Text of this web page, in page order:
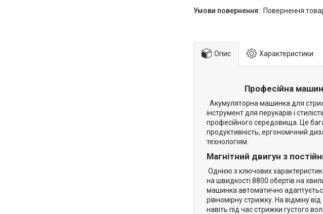
повернення
Опис Характеристики
Професійна
Акумуляторна машинка для
інструмент для перукарів і
професійного середовища. Це
продуктивність, ергономічний
технологіям.
Магнітний двигун з
Однією з ключових
на швидкості 8800 обертів на
машинка автоматично
рівномірну стрижку. На відміну
навіть під час стрижки густого